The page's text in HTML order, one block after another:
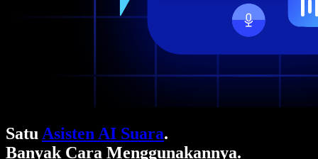
Satu Asisten AI Suara.
Banyak Cara Menggunakannya.